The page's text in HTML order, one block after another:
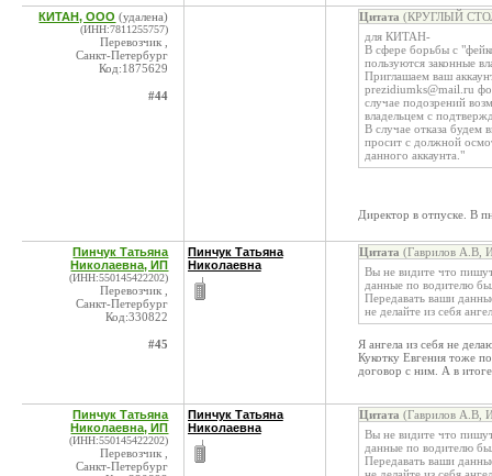
КИТАН, ООО (удалена)
(ИНН:7811255757)
Перевозчик ,
Санкт-Петербург
Код:1875629
#44
Цитата (КРУГЛЫЙ
для КИТАН-
В сфере борьбы с
пользуются законные
Приглашаем ваш
prezidiumks@mail.ru
случае подозрений
владельцем с
В случае отказа будем
просит с должной
данного аккаунта."
Директор в отпуске. В
Пинчук Татьяна
Николаевна, ИП
(ИНН:550145422202)
Перевозчик ,
Санкт-Петербург
Код:330822
#45
Пинчук Татьяна
Николаевна
Цитата (Гаврилов А.В,
Вы не видите что
данные по водителю
Передавать ваши
не делайте из себя
Я ангела из себя не
Кукотку Евгения тоже
договор с ним. А в
Пинчук Татьяна
Николаевна, ИП
(ИНН:550145422202)
Перевозчик ,
Санкт-Петербург
Пинчук Татьяна
Николаевна
Цитата (Гаврилов А.В,
Вы не видите что
данные по водителю
Передавать ваши